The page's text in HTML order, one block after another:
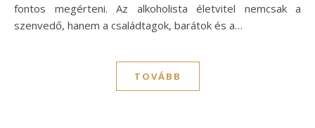
fontos megérteni. Az alkoholista életvitel nemcsak a
szenvedő, hanem a családtagok, barátok és a…
TOVÁBB